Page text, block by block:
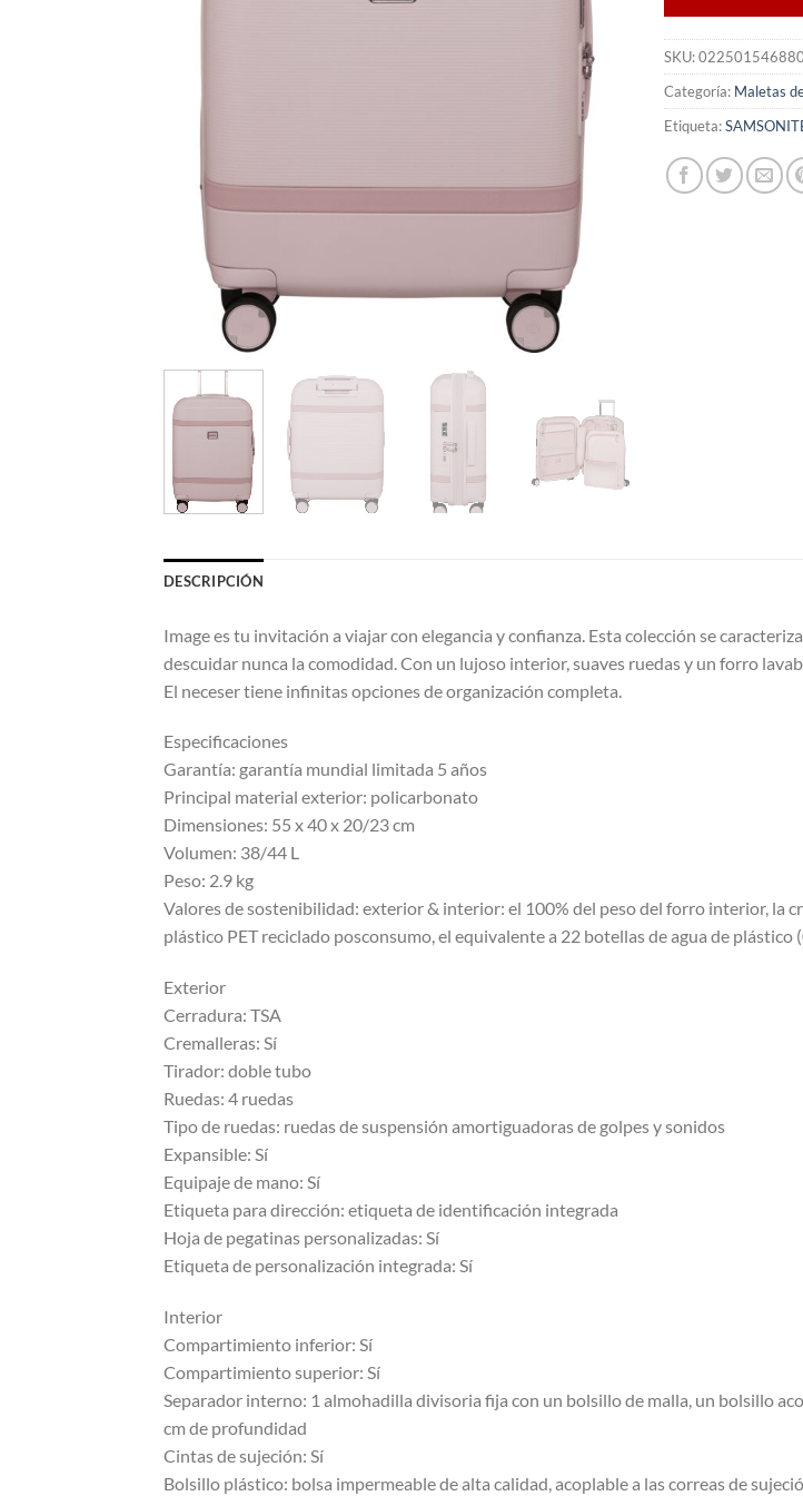
SKU:
Categoría: Maletas
Etiqueta:
DESCRIPCIÓN
Image es tu invitación a viajar con elegancia y confianza. Esta colección se
descuidar nunca la comodidad. Con un lujoso interior, suaves ruedas y un forro
El neceser tiene infinitas opciones de organización completa.
Especificaciones
Garantía: garantía mundial limitada 5 años
Principal material exterior: policarbonato
Dimensiones: 55 x 40 x 20/23 cm
Volumen: 38/44 L
Peso: 2.9 kg
Valores de sostenibilidad: exterior & interior: el 100% del peso del forro interior, la
plástico PET reciclado posconsumo, el equivalente a 22 botellas de agua de plástico
Exterior
Cerradura: TSA
Cremalleras: Sí
Tirador: doble tubo
Ruedas: 4 ruedas
Tipo de ruedas: ruedas de suspensión amortiguadoras de golpes y sonidos
Expansible: Sí
Equipaje de mano: Sí
Etiqueta para dirección: etiqueta de identificación integrada
Hoja de pegatinas personalizadas: Sí
Etiqueta de personalización integrada: Sí
Interior
Compartimiento inferior: Sí
Compartimiento superior: Sí
Separador interno: 1 almohadilla divisoria fija con un bolsillo de malla, un bolsillo
cm de profundidad
Cintas de sujeción: Sí
Bolsillo plástico: bolsa impermeable de alta calidad, acoplable a las correas de